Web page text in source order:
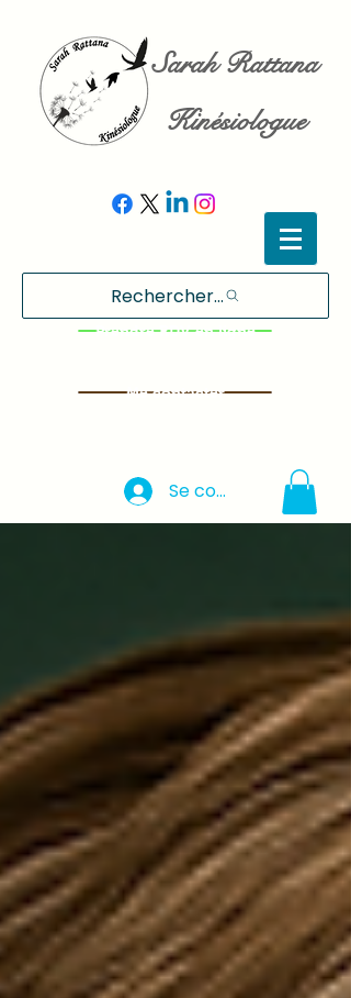
Sarah Rattana
Kinésiologue
Rechercher...
Prendre RDV en ligne
Me contacter
Se connecter